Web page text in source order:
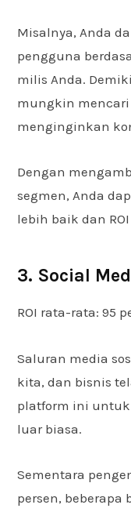
Misalnya, Anda
pengguna
milis Anda.
mungkin mencari
menginginkan
Dengan
segmen, Anda
lebih baik dan
3. Social
ROI rata-rata: 95
Saluran media
kita, dan bisnis
platform ini untuk
luar biasa.
Sementara
persen,